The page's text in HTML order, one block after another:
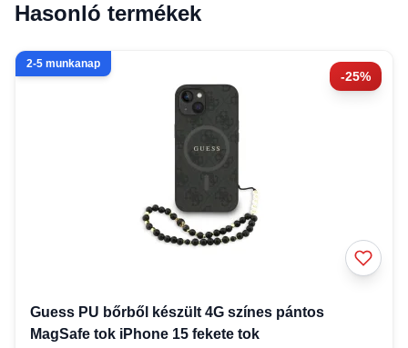
Hasonló termékek
-25%
2-5 munkanap
Guess PU bőrből készült 4G színes pántos
MagSafe tok iPhone 15 fekete tok